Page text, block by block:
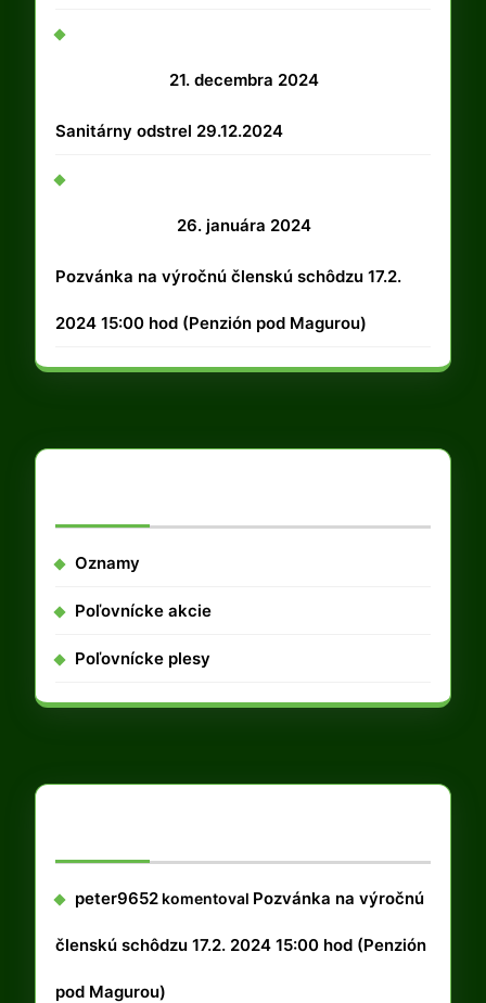
21. decembra 202421.
Sanitárny odstrel 29.12.2024
26. januára 202426.
januára
2024
Pozvánka na výročnú členskú schôdzu 17.2.
2024 15:00 hod (Penzión pod Magurou)
Oznamy
Poľovnícke akcie
Poľovnícke plesy
peter9652 komentoval Pozvánka na výročnú
členskú schôdzu 17.2. 2024 15:00 hod (Penzión
pod Magurou)